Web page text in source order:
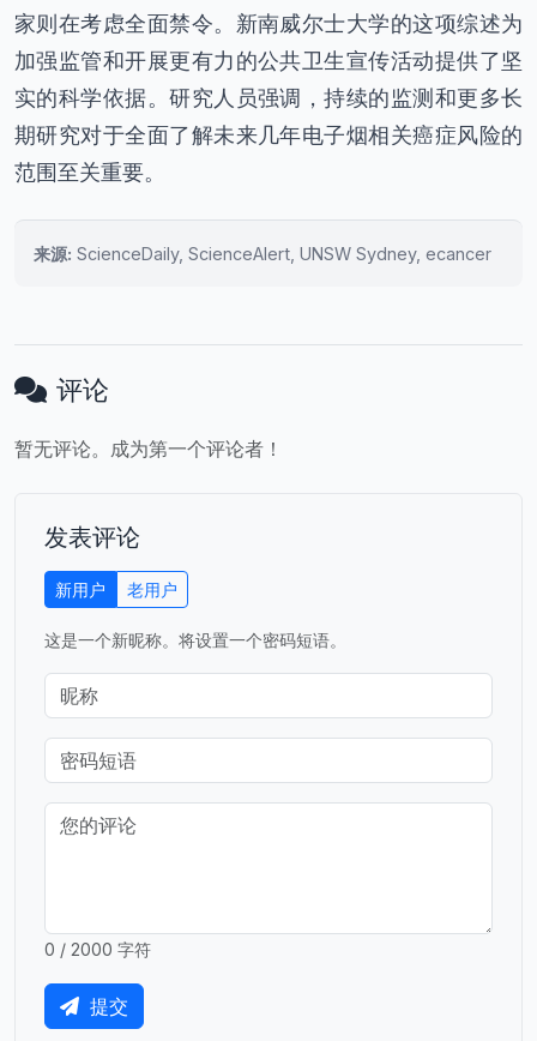
家则在考虑全面禁令。新南威尔士大学的这项综述为
加强监管和开展更有力的公共卫生宣传活动提供了坚
实的科学依据。研究人员强调，持续的监测和更多长
期研究对于全面了解未来几年电子烟相关癌症风险的
范围至关重要。
来源: ScienceDaily, ScienceAlert, UNSW Sydney, ecancer
评论
暂无评论。成为第一个评论者！
发表评论
新用户 老用户
这是一个新昵称。将设置一个密码短语。
0 / 2000 字符
提交